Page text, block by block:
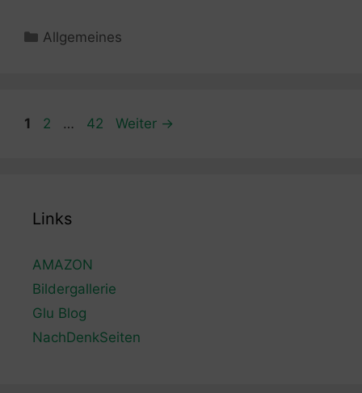
Kategorien
Allgemeines
Seite
1 Seite
2 … Seite
42 Weiter →
Links
AMAZON
Bildergallerie
Glu Blog
NachDenkSeiten